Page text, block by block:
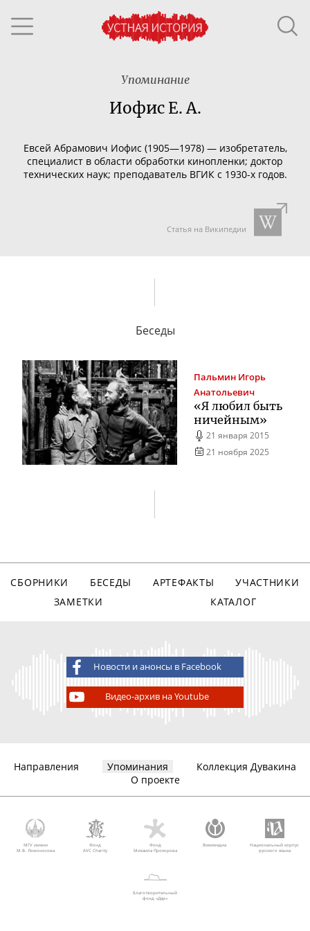
Упоминание
Иофис Е. А.
Евсей Абрамович Иофис (1905—1978) — изобретатель,
специалист в области обработки кинопленки; доктор
технических наук; преподаватель ВГИК с 1930-хгодов.
Статья на Википедии
Беседы
Пальмин Игорь
Анатольевич
«Я любил быть
ничейным»
21 января 2015
21 ноября 2025
СБОРНИКИ БЕСЕДЫ АРТЕФАКТЫ
УЧАСТНИКИ
ЗАМЕТКИ
КАТАЛОГ
Новости и анонсы в Facebook
Видео-архив на Youtube
Направления Упоминания
Коллекция Дувакина
О проекте
МГУ имени
М.В. Ломоносова
Фонд
AVC Charity
Фонд
Михаила Прохорова
Викимедиа
Национальный корпус
русского языка
Благотворительный
фонд «Дар»